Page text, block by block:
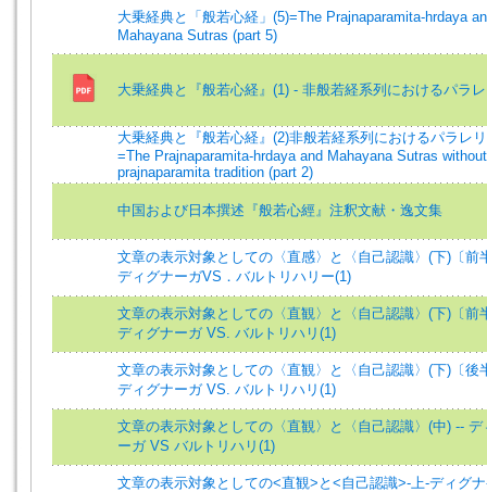
大乗経典と「般若心経」(5)=The Prajnaparamita-hrdaya
Mahayana Sutras (part 5)
大乗経典と『般若心経』(1) - 非般若経系列におけるパラ
大乗経典と『般若心経』(2)非般若経系列におけるパラレ
=The Prajnaparamita-hrdaya and Mahayana Sutras
prajnaparamita tradition (part 2)
中国および日本撰述『般若心經』注釈文献・逸文集
文章の表示対象としての〈直感〉と〈自己認識〉(下)〔前
ディグナーガVS．バルトリハリー(1)
文章の表示対象としての〈直観〉と〈自己認識〉(下)〔前
ディグナーガ VS. バルトリハリ(1)
文章の表示対象としての〈直観〉と〈自己認識〉(下)〔後
ディグナーガ VS. バルトリハリ(1)
文章の表示対象としての〈直観〉と〈自己認識〉(中) -- デ
ーガ VS バルトリハリ(1)
文章の表示対象としての<直観>と<自己認識>-上-ディグ